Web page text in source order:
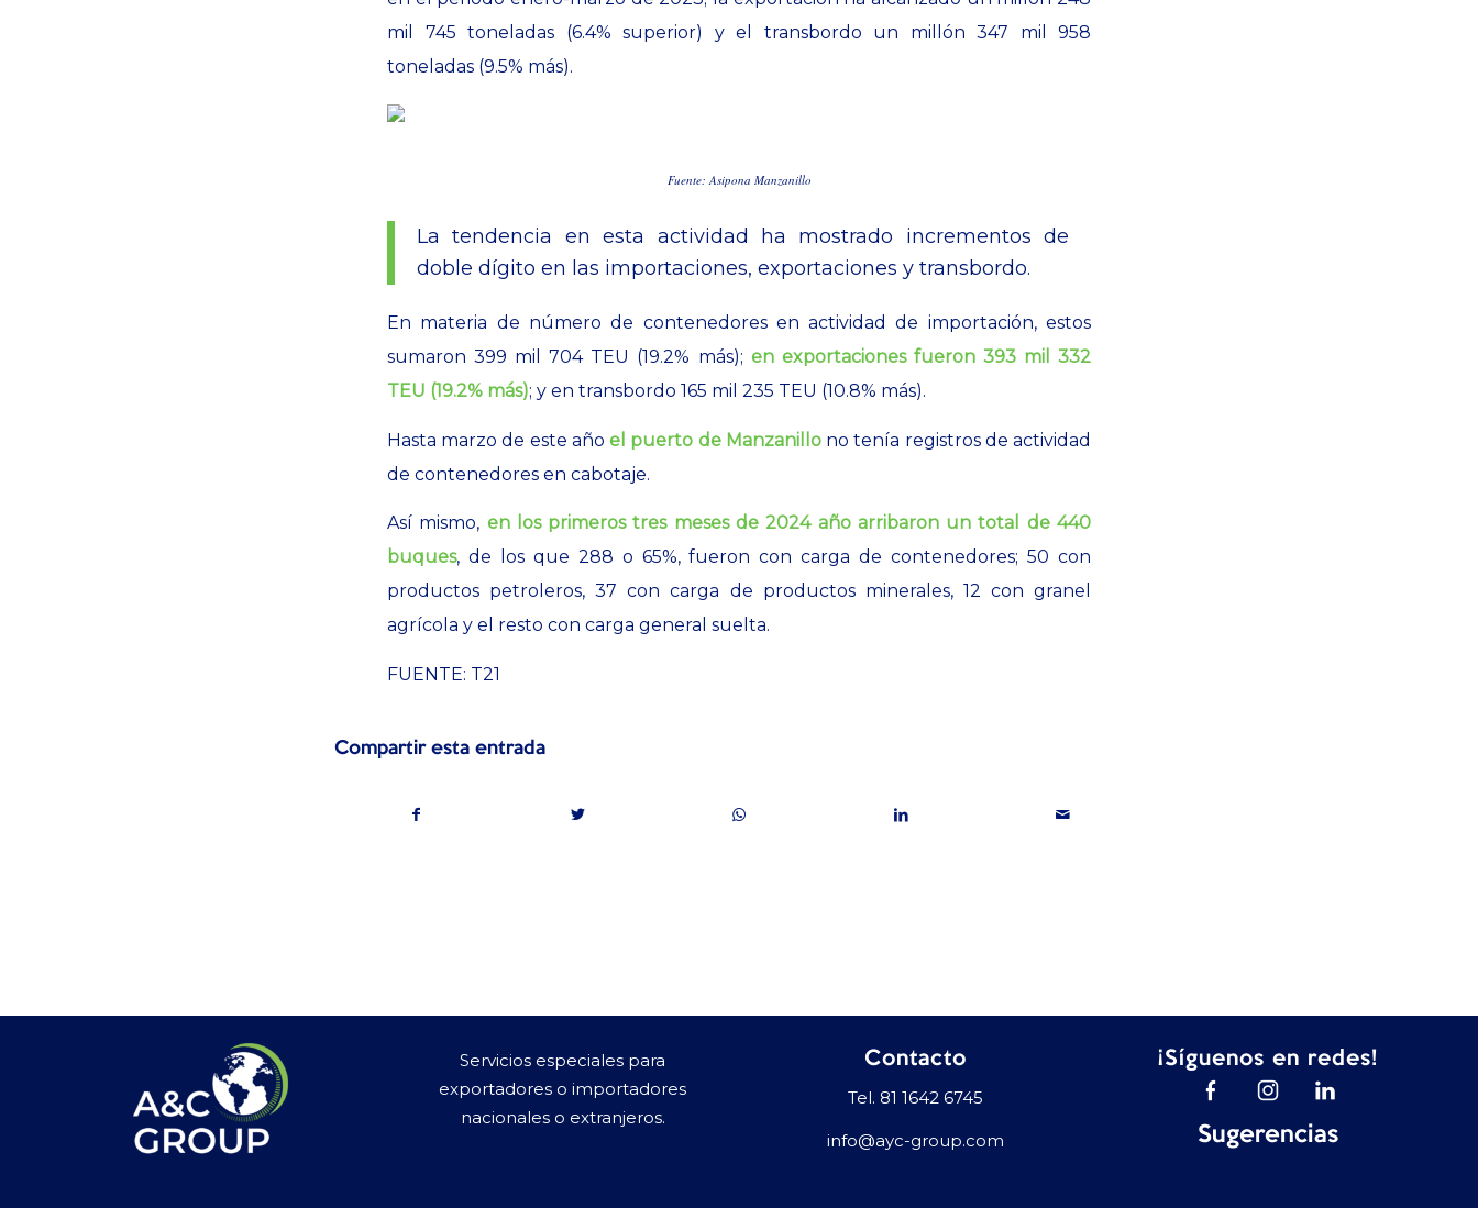
mil 745 toneladas (6.4% superior) y el transbordo un millón 347 mil 958
toneladas (9.5% más).
Fuente: Asipona Manzanillo
La tendencia en esta actividad ha mostrado incrementos de
doble dígito en las importaciones, exportaciones y transbordo.
En materia de número de contenedores en actividad de importación, estos
sumaron 399 mil 704 TEU (19.2% más); en exportaciones fueron 393 mil 332
TEU (19.2% más); y en transbordo 165 mil 235 TEU (10.8% más).
Hasta marzo de este añoel puerto de Manzanillono tenía registros de actividad
de contenedores en cabotaje.
Así mismo, en los primeros tres meses de 2024 año arribaron un total de 440
buques, de los que 288 o 65%, fueron con carga de contenedores; 50 con
productos petroleros, 37 con carga de productos minerales, 12 con granel
agrícola y el resto con carga general suelta.
FUENTE: T21
Compartir esta entrada
Servicios especiales para
exportadores o importadores
nacionales o extranjeros.
Contacto
Tel. 81 1642 6745
info@ayc-group.com
¡Síguenos en redes!
Sugerencias